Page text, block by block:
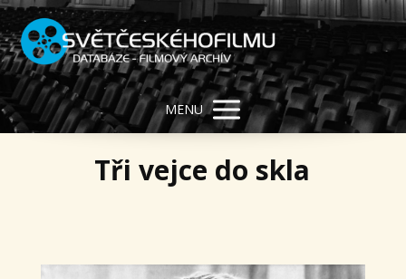
MENU
Tři vejce do skla